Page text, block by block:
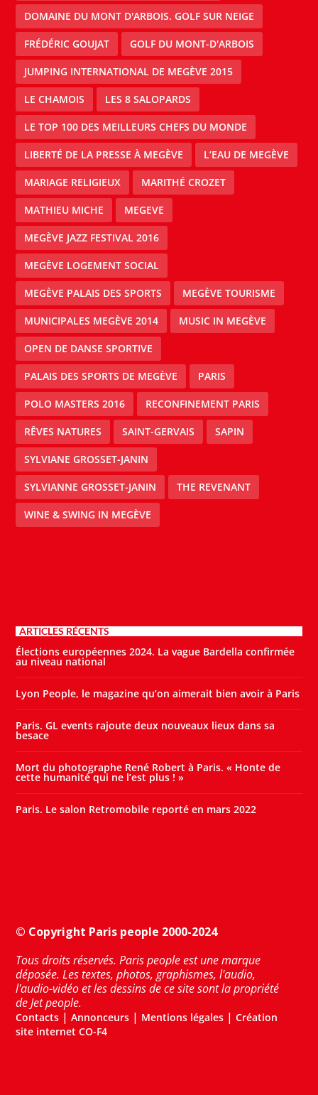
DOMAINE DU MONT D'ARBOIS. GOLF SUR NEIGE
FRÉDÉRIC GOUJAT GOLF DU MONT-D'ARBOIS
JUMPING INTERNATIONAL DE MEGÈVE 2015
LE CHAMOIS LES 8 SALOPARDS
LE TOP 100 DES MEILLEURS CHEFS DU MONDE
LIBERTÉ DE LA PRESSE À MEGÈVE L’EAU DE MEGÈVE
MARIAGE RELIGIEUX MARITHÉ CROZET
MATHIEU MICHE MEGEVE
MEGÈVE JAZZ FESTIVAL 2016
MEGÈVE LOGEMENT SOCIAL
MEGÈVE PALAIS DES SPORTS MEGÈVE TOURISME
MUNICIPALES MEGÈVE 2014 MUSIC IN MEGÈVE
OPEN DE DANSE SPORTIVE
PALAIS DES SPORTS DE MEGÈVE PARIS
POLO MASTERS 2016 RECONFINEMENT PARIS
RÊVES NATURES SAINT-GERVAIS SAPIN
SYLVIANE GROSSET-JANIN
SYLVIANNE GROSSET-JANIN THE REVENANT
WINE & SWING IN MEGÈVE
ARTICLES RÉCENTS
Élections européennes 2024. La vague Bardella confirmée
au niveau national
Lyon People, le magazine qu’on aimerait bien avoir à Paris
Paris. GL events rajoute deux nouveaux lieux dans sa
besace
Mort du photographe René Robert à Paris. « Honte de
cette humanité qui ne l’est plus ! »
Paris. Le salon Retromobile reporté en mars 2022
© Copyright Paris people 2000-2024
Tous droits réservés. Paris people est une marque
déposée. Les textes, photos, graphismes, l'audio,
l'audio-vidéo et les dessins de ce site sont la propriété
de Jet people.
Contacts |Annonceurs | Mentions légales |Création
site internet CO-F4